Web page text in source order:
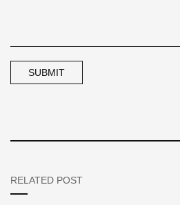
RELATED POST